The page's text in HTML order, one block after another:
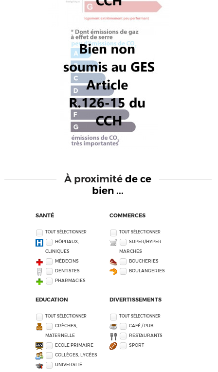
À proximitéde ce
bien ...
SANTÉ
TOUT SÉLECTIONNER
HÔPITAUX,
CLINIQUES
MÉDECINS
DENTISTES
PHARMACIES
COMMERCES
TOUT SÉLECTIONNER
SUPER/HYPER
MARCHÉS
BOUCHERIES
BOULANGERIES
EDUCATION
TOUT SÉLECTIONNER
CRÈCHES,
MATERNELLE
ECOLE PRIMAIRE
COLLÈGES, LYCÉES
UNIVERSITÉ
DIVERTISSEMENTS
TOUT SÉLECTIONNER
CAFÉ / PUB
RESTAURANTS
SPORT